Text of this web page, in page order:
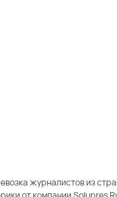
журналистов из
от компании Solupres